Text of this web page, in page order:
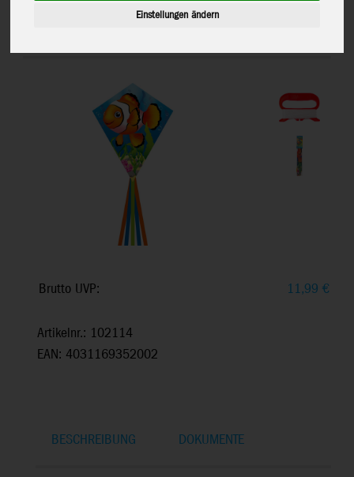
Einstellungen ändern
Eddy Clownfish - Kinderdrachen, ab 5
Schnüre
Brutto UVP: 11,99 €
Artikelnr.: 102114
EAN: 4031169352002
BESCHREIBUNG DOKUMENTE